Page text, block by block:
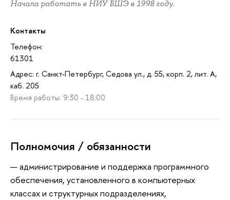
Начала работать в НИУ ВШЭ в 1998 году.
Контакты
Телефон:
61301
Адрес: г. Санкт-Петербург, Седова ул., д. 55, корп. 2, лит. А,
каб. 205
Время работы: 9:30 - 18:00
Полномочия / обязанности
администрирование и поддержка программного
обеспечения, установленного в компьютерных
классах и структурных подразделениях,